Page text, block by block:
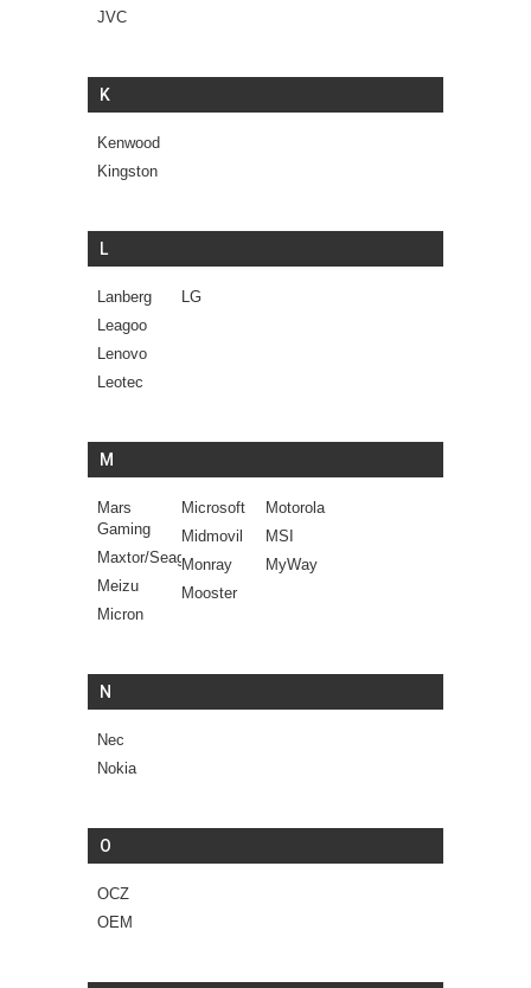
JVC
K
Kenwood
Kingston
L
Lanberg
Leagoo
Lenovo
Leotec
LG
M
Mars
Gaming
Maxtor/Seagate
Meizu
Micron
Microsoft
Midmovil
Monray
Mooster
Motorola
MSI
MyWay
N
Nec
Nokia
O
OCZ
OEM